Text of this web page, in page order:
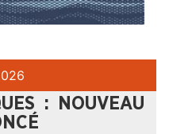
: NOUVEAU